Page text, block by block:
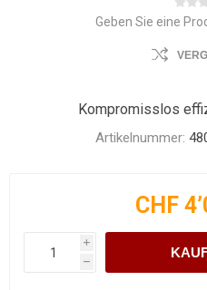
Geben Sie eine
Kompromisslos
Artikelnummer:
CHF
i
h